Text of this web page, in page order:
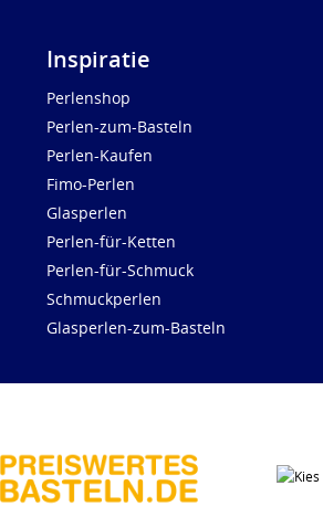
Inspiratie
Perlenshop
Perlen-zum-Basteln
Perlen-Kaufen
Fimo-Perlen
Glasperlen
Perlen-für-Ketten
Perlen-für-Schmuck
Schmuckperlen
Glasperlen-zum-Basteln